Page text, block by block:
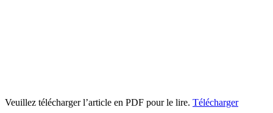
Veuillez télécharger l’article en PDF pour le lire. Télécharger